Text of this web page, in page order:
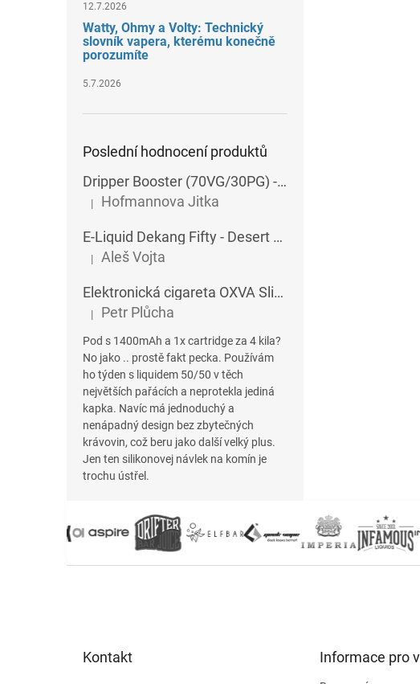
12.7.2026
Watty, Ohmy a Volty: Technický
slovník vapera, kterému konečně
porozumíte
5.7.2026
Poslední hodnocení produktů
Dripper Booster (70VG/30PG) - Imperia - 5x10 ml - 15 mg
Hodnocení produktu je 5 z 5 hvězdiček.
| Hofmannova Jitka
E-Liquid Dekang Fifty - Desert Ship - 10 ml
Hodnocení produktu je 5 z 5 hvězdiček.
| Aleš Vojta
Elektronická cigareta OXVA SlimStick X POD 1400 mAh
Hodnocení produktu je 5 z 5 hvězdiček.
| Petr Plůcha
Pod s 1400mAh a 1x cartridge za 4 kila?
No jako .. prostě fakt pecka. Používám
ho týden s liquidem 50/50 v těch
největších pařácích a neprotekla jediná
kapka. Navíc má jednoduchý a
nenápadný design bez zbytečných
krávovin, což beru jako další velký plus.
Jen ten silikonovej návlek na komín je
trochu ústřel.
Kontakt Informace pro